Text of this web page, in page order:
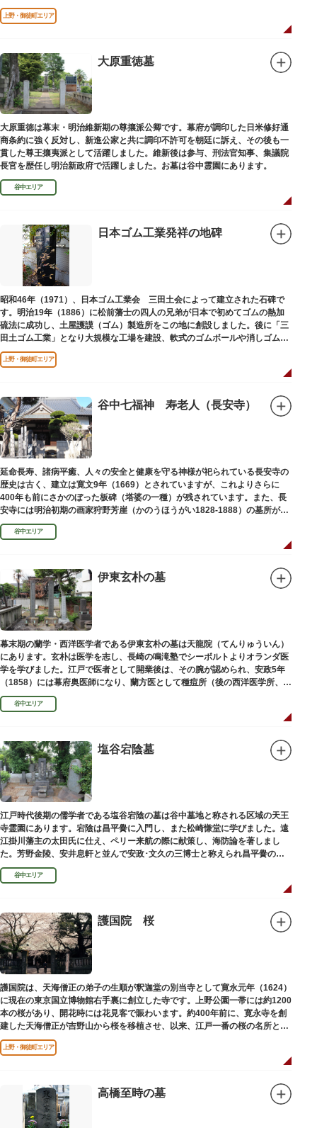
上野・御徒町エリア
大原重徳墓
大原重徳は幕末・明治維新期の尊攘派公卿です。幕府が調印した日米修好通
商条約に強く反対し、新進公家と共に調印不許可を朝廷に訴え、その後も一
貫した尊王攘夷派として活躍しました。維新後は参与、刑法官知事、集議院
長官を歴任し明治新政府で活躍しました。お墓は谷中霊園にあります。
谷中エリア
日本ゴム工業発祥の地碑
昭和46年（1971）、日本ゴム工業会 三田土会によって建立された石碑で
す。明治19年（1886）に松前藩士の四人の兄弟が日本で初めてゴムの熱加
硫法に成功し、土屋護謨（ゴム）製造所をこの地に創設しました。後に「三
田土ゴム工業」となり大規模な工場を建設、軟式のゴムボールや消しゴムな
ど新しいゴム製品を次々に開発しました。
上野・御徒町エリア
谷中七福神 寿老人（長安寺）
延命長寿、諸病平癒、人々の安全と健康を守る神様が祀られている長安寺の
歴史は古く、建立は寛文9年（1669）とされていますが、これよりさらに
400年も前にさかのぼった板碑（塔婆の一種）が残されています。また、長
安寺には明治初期の画家狩野芳崖（かのうほうがい1828-1888）の墓所があ
ります。
谷中エリア
伊東玄朴の墓
幕末期の蘭学・西洋医学者である伊東玄朴の墓は天龍院（てんりゅういん）
にあります。玄朴は医学を志し、長崎の鳴滝塾でシーボルトよりオランダ医
学を学びました。江戸で医者として開業後は、その腕が認められ、安政5年
（1858）には幕府奥医師になり、蘭方医として種痘所（後の西洋医学所、現
東京大学医学部）の開設などに尽力し、明治4年（1871）72歳で没しまし
た。谷中エリア
塩谷宕陰墓
江戸時代後期の儒学者である塩谷宕陰の墓は谷中墓地と称される区域の天王
寺霊園にあります。宕陰は昌平黌に入門し、また松崎慊堂に学びました。遠
江掛川藩主の太田氏に仕え、ペリー来航の際に献策し、海防論を著しまし
た。芳野金陵、安井息軒と並んで安政･文久の三博士と称えられ昌平黌の教
授として多くの文人を育て、慶応3年 （1867）に没しました。
谷中エリア
護国院 桜
護国院は、天海僧正の弟子の生順が釈迦堂の別当寺として寛永元年（1624）
に現在の東京国立博物館右手裏に創立した寺です。上野公園一帯には約1200
本の桜があり、開花時には花見客で賑わいます。約400年前に、寛永寺を創
建した天海僧正が吉野山から桜を移植させ、以来、江戸一番の桜の名所とし
て今日に及んでいます。
上野・御徒町エリア
高橋至時の墓